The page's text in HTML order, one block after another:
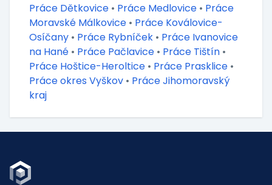
Práce Dětkovice • Práce Medlovice • Práce
Moravské Málkovice • Práce Koválovice-
Osíčany • Práce Rybníček • Práce Ivanovice
na Hané • Práce Pačlavice • Práce Tištín •
Práce Hoštice-Heroltice • Práce Prasklice •
Práce okres Vyškov • Práce Jihomoravský
kraj